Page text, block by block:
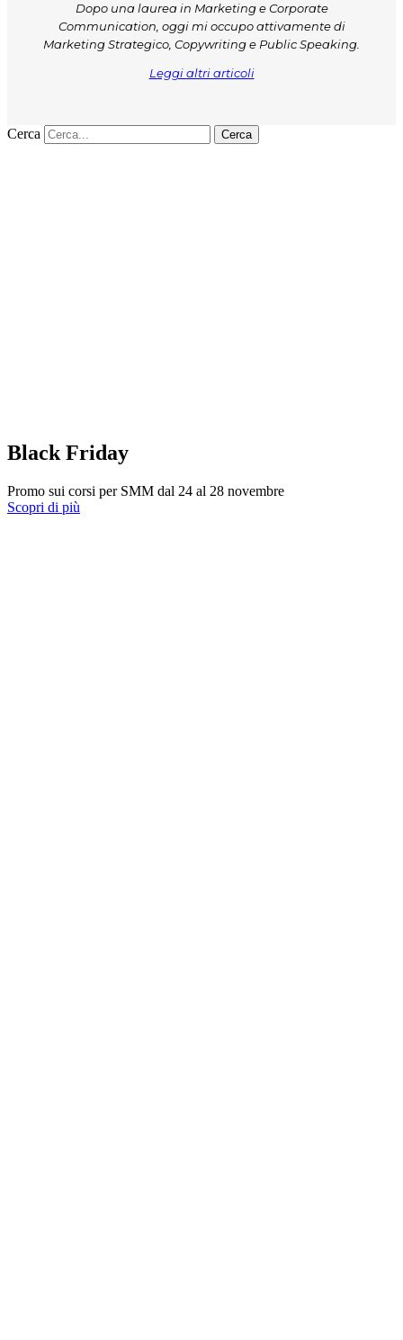
Dopo una laurea in Marketing e Corporate
Communication, oggi mi occupo attivamente di
Marketing Strategico, Copywriting e Public Speaking.
Leggi altri articoli
Cerca Cerca
Black Friday
Promo sui corsi per SMM dal 24 al 28 novembre
Scopri di più